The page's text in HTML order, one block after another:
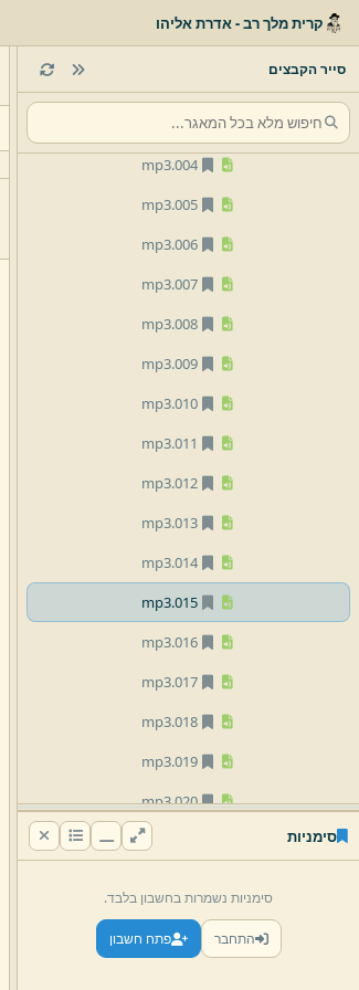
קרית מלך רב - אדרת אליהו
סייר הקבצים
001.
mp3
003.
004.
mp3
005.
mp3
006.
mp3
007.
mp3
008.
mp3
009.
mp3
010.
mp3
011.
mp3
012.
mp3
013.
mp3
014.
mp3
015.
mp3
016.
mp3
017.
mp3
018.
mp3
019.
mp3
020.
mp3
mp3
023.
mp3
024.
mp3
סימניות
סימניות נשמרות בחשבון בלבד.
התחבר פתח חשבון